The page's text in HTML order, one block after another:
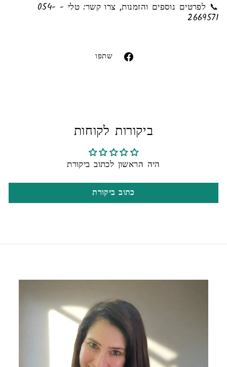
📞 לפרטים נוספים והזמנות, צרו קשר: טלי - 054-
2669571
invalid url input
שתפו
ביקורות לקוחות
היה הראשון לכתוב ביקורת
כתוב ביקורת